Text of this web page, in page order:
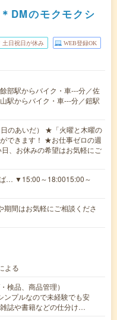
DMのモクモクシ
土日祝日が休み WEB登録OK
部駅からバイク・車---分／佐
駅からバイク・車---分／鎧駅
のあいだ） ★「火曜と木曜の
できます！ ★お仕事ゼロの週
、お休みの希望はお気軽にご
… ▼15:00～18:0015:00～
間はお気軽にご相談くださ
よる
検品、商品管理）
ンプルなので未経験でも安
誌や書籍などの仕分け…